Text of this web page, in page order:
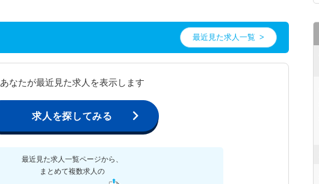
最近見た求人一覧
あなたが最近見た求人を表示します
求人を探してみる
最近見た求人一覧ページから、
まとめて複数求人の